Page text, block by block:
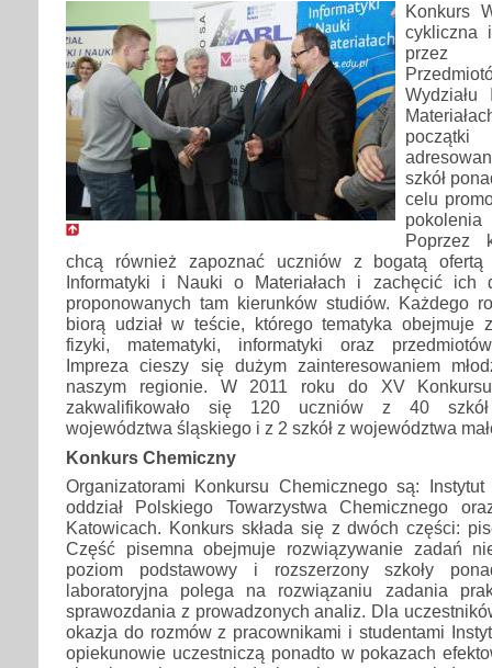
Konkurs
cykliczna
przez
początki
szkół
celu
pokolenia
Poprzez
chcą również zapoznać uczniów z bogatą ofertą
Informatyki i Nauki o Materiałach i zachęcić ich
proponowanych tam kierunków studiów. Każdego
biorą udział w teście, którego tematyka obejmuje
fizyki, matematyki, informatyki oraz
Impreza cieszy się dużym zainteresowaniem
naszym regionie. W 2011 roku do XV
zakwalifikowało się 120 uczniów z 40 szkół
województwa śląskiego i z 2 szkół z województwa
Konkurs Chemiczny
Organizatorami Konkursu Chemicznego są:
oddział Polskiego Towarzystwa Chemicznego
Katowicach. Konkurs składa się z dwóch części:
Część pisemna obejmuje rozwiązywanie zadań
poziom podstawowy i rozszerzony szkoły
laboratoryjna polega na rozwiązaniu zadania
sprawozdania z prowadzonych analiz. Dla
okazja do rozmów z pracownikami i studentami
opiekunowie uczestniczą ponadto w pokazach